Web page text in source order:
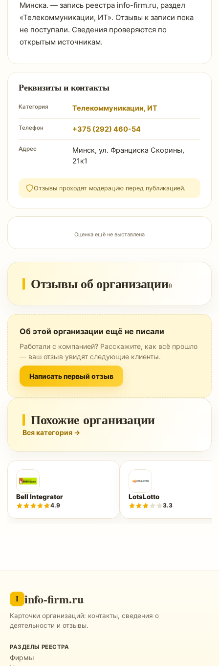
Минска. — запись реестра info-firm.ru, раздел
«Телекоммуникации, ИТ». Отзывы к записи пока
не поступали. Сведения проверяются по
открытым источникам.
Реквизиты и контакты
Категория Телекоммуникации, ИТ
Телефон +375 (292) 460-54
Адрес
Минск, ул. Франциска Скорины,
21к1
Отзывы проходят модерацию перед публикацией.
Оценка ещё не выставлена
Отзывы об организации0
Об этой организации ещё не писали
Работали с компанией? Расскажите, как всё прошло
— ваш отзыв увидят следующие клиенты.
Написать первый отзыв
Похожие организации
Вся категория →
Bell Integrator
4.9
LotsLotto
3.3
I info-firm.ru
Карточки организаций: контакты, сведения о
деятельности и отзывы.
РАЗДЕЛЫ РЕЕСТРА
Фирмы